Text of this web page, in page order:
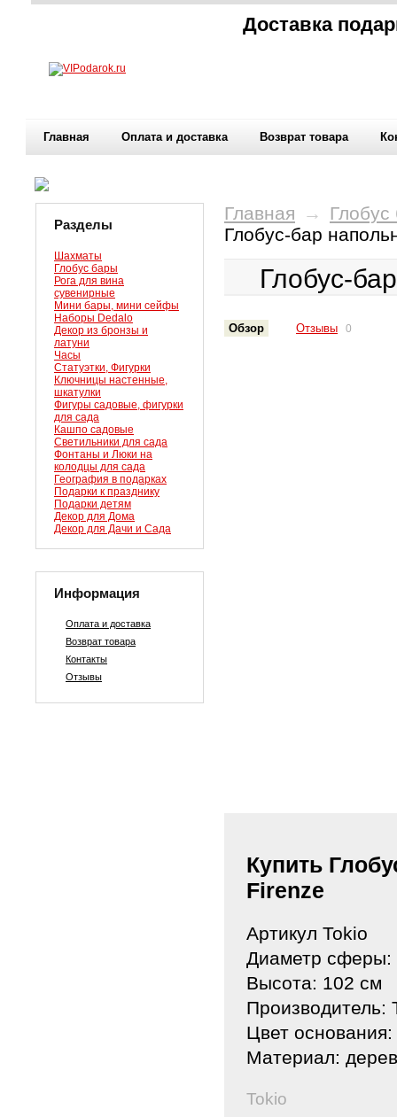
Доставка
Главная Оплата и доставка Возврат товара
Разделы
Шахматы
Глобус бары
Рога для вина
сувенирные
Мини бары, мини сейфы
Наборы Dedalo
Декор из бронзы и
латуни
Часы
Статуэтки, Фигурки
Ключницы настенные,
шкатулки
Фигуры садовые, фигурки
для сада
Кашпо садовые
Светильники для сада
Фонтаны и Люки на
колодцы для сада
География в подарках
Подарки к празднику
Подарки детям
Декор для Дома
Декор для Дачи и Сада
Информация
Оплата и доставка
Возврат товара
Контакты
Отзывы
Главная →
Глобус-бар
Глобус-
Обзор Отзывы 0
Купить
Firenze
Артикул Tokio
Диаметр сферы:
Высота: 102 см
Производитель:
Цвет
Материал:
Tokio